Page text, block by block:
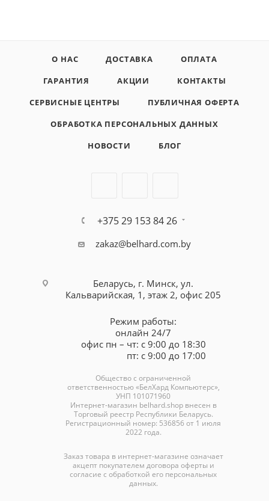
О НАС ДОСТАВКА
ОПЛАТА
ГАРАНТИЯ
АКЦИИ
КОНТАКТЫ
СЕРВИСНЫЕ ЦЕНТРЫ
ПУБЛИЧНАЯ ОФЕРТА
ОБРАБОТКА ПЕРСОНАЛЬНЫХ ДАННЫХ
НОВОСТИ
БЛОГ
+375 29 153 84 26
zakaz@belhard.com.by
Беларусь, г. Минск, ул.
Кальварийская, 1, этаж 2, офис 205
Режим работы:
онлайн 24/7
офис пн – чт: с 9:00 до 18:30
пт: с 9:00 до 17:00
Общество с ограниченной
ответственностью «БелХард Компьютерс»,
УНП 101071960
Интернет-магазин belhard.shopвнесен в
Торговый реестр Республики Беларусь.
Регистрационный номер: 536856 от 1 июля
2022 года.
Заказ товара в интернет-магазине означает
акцепт покупателем договора оферты и
согласие с обработкой его персональных
данных.